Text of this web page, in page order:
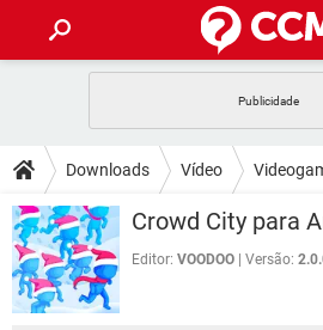
CELULAR
OUTLOOK
INSTAGRAM
GUIA DE COMPRAS
DICAS
JOGOS
CELULAR
OUTLOOK
DOWNLOADS
JOGOS
CELULAR
FÓRUM
Downloads Vídeo
Crowd City para
Editor: VOODOO Versão: